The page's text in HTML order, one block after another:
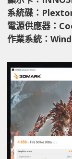
系統碟：
電源供應器：
作業系統：